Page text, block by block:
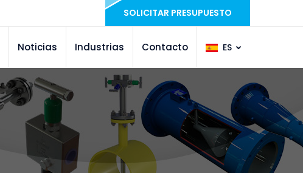
SOLICITAR PRESUPUESTO
Noticias Industrias Contacto ES